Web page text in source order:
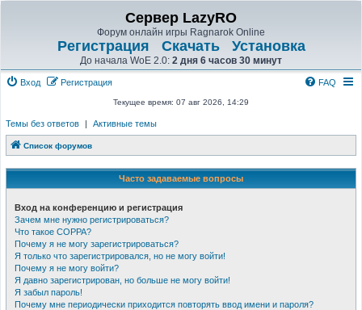
Сервер LazyRO
Форум онлайн игры Ragnarok Online
Регистрация Скачать Установка
До начала WoE 2.0: 2 дня 6 часов 30 минут
Вход Регистрация FAQ
Текущее время: 07 авг 2026, 14:29
Темы без ответов | Активные темы
Список форумов
Часто задаваемые вопросы
Вход на конференцию и регистрация
Зачем мне нужно регистрироваться?
Что такое COPPA?
Почему я не могу зарегистрироваться?
Я только что зарегистрировался, но не могу войти!
Почему я не могу войти?
Я давно зарегистрирован, но больше не могу войти!
Я забыл пароль!
Почему мне периодически приходится повторять ввод имени и пароля?